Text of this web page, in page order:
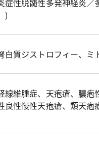
症性脱髄性多発神経炎／
)
白質ジストロフィー、ミ
線維腫症、天疱瘡、膿疱
良性慢性天疱瘡、類天